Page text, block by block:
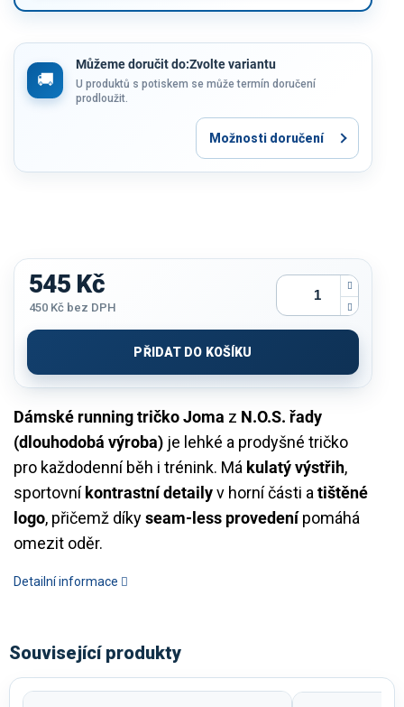
Můžeme doručit do:Zvolte variantu
U produktů s potiskem se může termín doručení
prodloužit.
Možnosti doručení
Dámské running tričko Joma z N.O.S. řady
(dlouhodobá výroba) je lehké a prodyšné tričko
pro každodenní běh i trénink. Má kulatý výstřih,
sportovní kontrastní detailyv horní části a tištěné
logo, přičemž díkyseam-less provedenípomáhá
omezit oděr.
Detailní informace
545 Kč
450 Kč bez DPH
cena:
PŘIDAT DO KOŠÍKU
Související produkty